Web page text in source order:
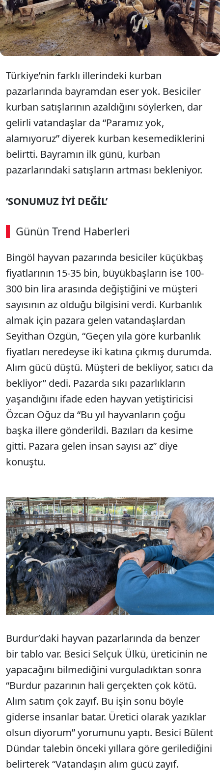
pazarlarda hareketlilik umudu bugüne
kaldı.
Türkiye’nin farklı illerindeki kurban
pazarlarında bayramdan eser yok. Besiciler
kurban satışlarının azaldığını söylerken, dar
gelirli vatandaşlar da “Paramız yok,
alamıyoruz” diyerek kurban kesemediklerini
belirtti. Bayramın ilk günü, kurban
pazarlarındaki satışların artması bekleniyor.
‘SONUMUZ İYİ DEĞİL’
Günün Trend Haberleri
Bingöl hayvan pazarında besiciler küçükbaş
fiyatlarının 15-35 bin, büyükbaşların ise 100-
300 bin lira arasında değiştiğini ve müşteri
sayısının az olduğu bilgisini verdi. Kurbanlık
almak için pazara gelen vatandaşlardan
Seyithan Özgün, “Geçen yıla göre kurbanlık
fiyatları neredeyse iki katına çıkmış durumda.
Alım gücü düştü. Müşteri de bekliyor, satıcı da
bekliyor” dedi. Pazarda sıkı pazarlıkların
yaşandığını ifade eden hayvan yetiştiricisi
Özcan Oğuz da “Bu yıl hayvanların çoğu
başka illere gönderildi. Bazıları da kesime
gitti. Pazara gelen insan sayısı az” diye
konuştu.
Burdur’daki hayvan pazarlarında da benzer
bir tablo var. Besici Selçuk Ülkü, üreticinin ne
yapacağını bilmediğini vurguladıktan sonra
“Burdur pazarının hali gerçekten çok kötü.
Alım satım çok zayıf. Bu işin sonu böyle
giderse insanlar batar. Üretici olarak yazıklar
olsun diyorum” yorumunu yaptı. Besici Bülent
Dündar talebin önceki yıllara göre gerilediğini
belirterek “Vatandaşın alım gücü zayıf.